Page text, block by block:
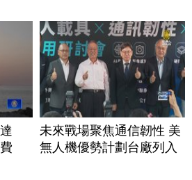
未來戰場聚焦通信韌性 美
無人機優勢計劃台廠列入